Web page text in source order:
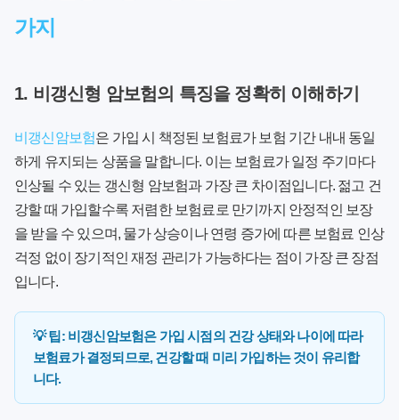
가지
1. 비갱신형 암보험의 특징을 정확히 이해하기
비갱신암보험은 가입 시 책정된 보험료가 보험 기간 내내 동일
하게 유지되는 상품을 말합니다. 이는 보험료가 일정 주기마다
인상될 수 있는 갱신형 암보험과 가장 큰 차이점입니다. 젊고 건
강할 때 가입할수록 저렴한 보험료로 만기까지 안정적인 보장
을 받을 수 있으며, 물가 상승이나 연령 증가에 따른 보험료 인상
걱정 없이 장기적인 재정 관리가 가능하다는 점이 가장 큰 장점
입니다.
💡 팁: 비갱신암보험은 가입 시점의 건강 상태와 나이에 따라
보험료가 결정되므로, 건강할 때 미리 가입하는 것이 유리합
니다.